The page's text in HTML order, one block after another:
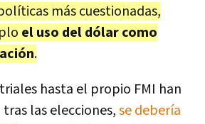
más cuestionadas,
el uso del dólar como
.
hasta el propio FMI han
las elecciones,se debería